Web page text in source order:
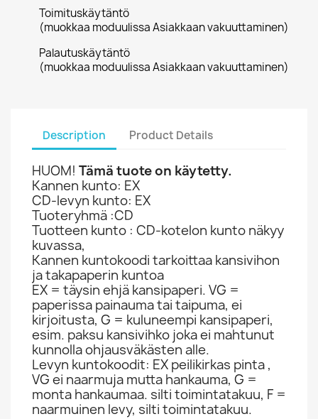
Toimituskäytäntö
(muokkaa moduulissa Asiakkaan vakuuttaminen)
Palautuskäytäntö
(muokkaa moduulissa Asiakkaan vakuuttaminen)
Description Product Details
HUOM! Tämä tuote on käytetty.
Kannen kunto: EX
CD-levyn kunto: EX
Tuoteryhmä :CD
Tuotteen kunto : CD-kotelon kunto näkyy
kuvassa,
Kannen kuntokoodi tarkoittaa kansivihon
ja takapaperin kuntoa
EX = täysin ehjä kansipaperi. VG =
paperissa painauma tai taipuma, ei
kirjoitusta, G = kuluneempi kansipaperi,
esim. paksu kansivihko joka ei mahtunut
kunnolla ohjausväkästen alle.
Levyn kuntokoodit: EX peilikirkas pinta ,
VG ei naarmuja mutta hankauma, G =
monta hankaumaa. silti toimintatakuu, F =
naarmuinen levy, silti toimintatakuu.